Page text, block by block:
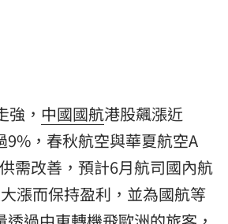
強， 中國國航港股飆漲近
，春秋航空與華夏航空A
需改善，預計6月航司國內航
漲而保持盈利，並為國航等